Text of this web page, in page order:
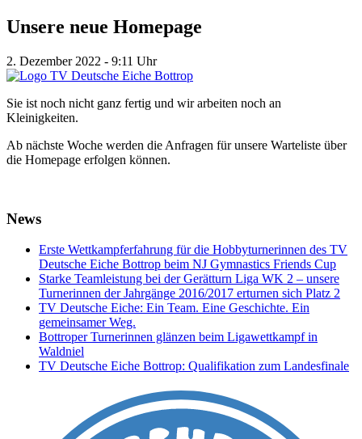
Unsere neue Homepage
2. Dezember 2022 - 9:11 Uhr
Sie ist noch nicht ganz fertig und wir arbeiten noch an
Kleinigkeiten.
Ab nächste Woche werden die Anfragen für unsere Warteliste über
die Homepage erfolgen können.
News
Erste Wettkampferfahrung für die Hobbyturnerinnen des TV
Deutsche Eiche Bottrop beim NJ Gymnastics Friends Cup
Starke Teamleistung bei der Gerätturn Liga WK 2 – unsere
Turnerinnen der Jahrgänge 2016/2017 erturnen sich Platz 2
TV Deutsche Eiche: Ein Team. Eine Geschichte. Ein
gemeinsamer Weg.
Bottroper Turnerinnen glänzen beim Ligawettkampf in
Waldniel
TV Deutsche Eiche Bottrop: Qualifikation zum Landesfinale